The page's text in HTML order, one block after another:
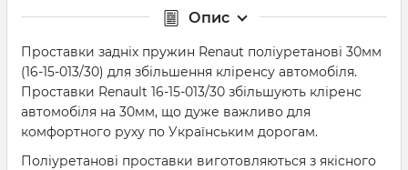
Опис
Проставки задніх пружин Renaut поліуретанові 30мм
(16-15-013/30) для збільшення кліренсу автомобіля.
Проставки Renault 16-15-013/30 збільшують кліренс
автомобіля на 30мм, що дуже важливо для
комфортного руху по Українським дорогам.
Поліуретанові проставки виготовляються з якісного